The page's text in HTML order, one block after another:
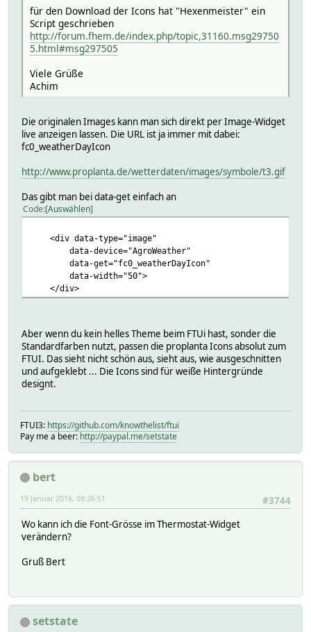
</li>
</ul>
</div>
für den Download der Icons hat "Hexenmeister" ein
Script geschrieben
http://forum.fhem.de/index.php/topic,31160.msg29750
5.html#msg297505
Viele Grüße
Achim
Die originalen Images kann man sich direkt per Image-Widget
live anzeigen lassen. Die URL ist ja immer mit dabei:
fc0_weatherDayIcon
http://www.proplanta.de/wetterdaten/images/symbole/t3.gif
Das gibt man bei data-get einfach an
Code Auswählen
<div data-type="image"
data-device="AgroWeather"
data-get="fc0_weatherDayIcon"
data-width="50">
</div>
Aber wenn du kein helles Theme beim FTUi hast, sonder die
Standardfarben nutzt, passen die proplanta Icons absolut zum
FTUI. Das sieht nicht schön aus, sieht aus, wie ausgeschnitten
und aufgeklebt ... Die Icons sind für weiße Hintergründe
designt.
FTUI3: https://github.com/knowthelist/ftui
Pay me a beer: http://paypal.me/setstate
bert
#3744
19 Januar 2016, 09:26:51
Wo kann ich die Font-Grösse im Thermostat-Widget
verändern?
Gruß Bert
setstate